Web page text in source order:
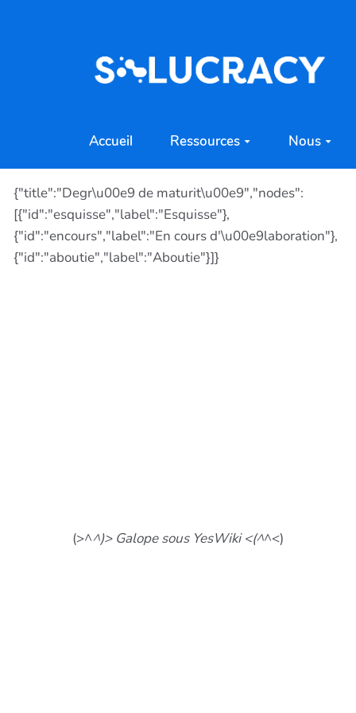
Accueil Ressources Nous
{"title":"Degr\u00e9 de maturit\u00e9","nodes":
[{"id":"esquisse","label":"Esquisse"},
{"id":"encours","label":"En cours d'\u00e9laboration"},
{"id":"aboutie","label":"Aboutie"}]}
(>^^)> Galope sous YesWiki <(^^<)